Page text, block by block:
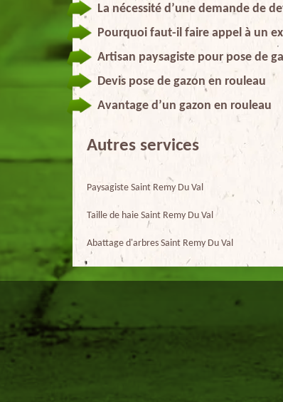
La nécessité d’une demande de
Pourquoi faut-il faire appel à un
Artisan paysagiste pour pose de
Devis pose de gazon en rouleau
Avantage d’un gazon en rouleau
Autres services
Paysagiste Saint Remy Du Val
Taille de haie Saint Remy Du Val
Abattage d'arbres Saint Remy Du Val